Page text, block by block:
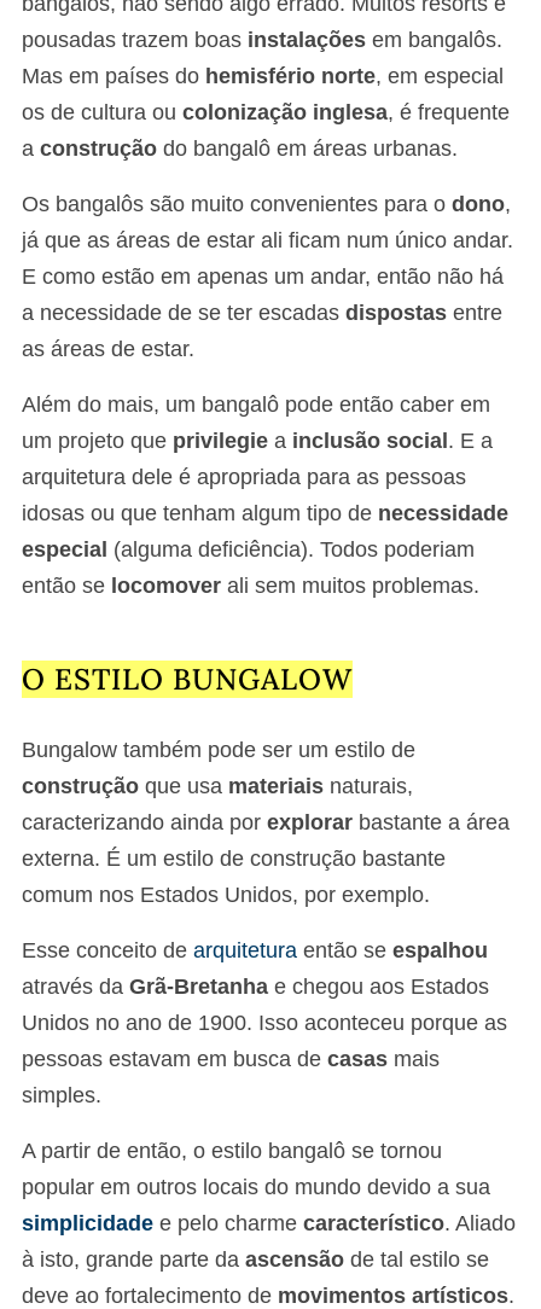
pousadas trazem boas instalações em bangalôs.
Mas em países do hemisfério norte, em especial
os de cultura ou colonização inglesa, é frequente
a construção do bangalô em áreas urbanas.
Os bangalôs são muito convenientes para o dono,
já que as áreas de estar ali ficam num único andar.
E como estão em apenas um andar, então não há
a necessidade de se ter escadas dispostas entre
as áreas de estar.
Além do mais, um bangalô pode então caber em
um projeto que privilegie a inclusão social. E a
arquitetura dele é apropriada para as pessoas
idosas ou que tenham algum tipo de necessidade
especial (alguma deficiência). Todos poderiam
então se locomover ali sem muitos problemas.
O ESTILO BUNGALOW
Bungalow também pode ser um estilo de
construção que usa materiais naturais,
caracterizando ainda por explorar bastante a área
externa. É um estilo de construção bastante
comum nos Estados Unidos, por exemplo.
Esse conceito de arquitetura então se espalhou
através da Grã-Bretanha e chegou aos Estados
Unidos no ano de 1900. Isso aconteceu porque as
pessoas estavam em busca de casas mais
simples.
A partir de então, o estilo bangalô se tornou
popular em outros locais do mundo devido a sua
simplicidade e pelo charme característico. Aliado
à isto, grande parte da ascensão de tal estilo se
deve ao fortalecimento de movimentos artísticos.